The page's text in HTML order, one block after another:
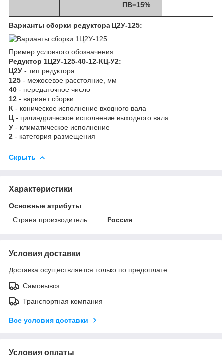
ПВ=15%
Варианты сборки редуктора Ц2У-125:
Пример условного обозначения
Редуктор 1Ц2У-125-40-12-КЦ-У2:
Ц2У - тип редуктора
125 - межосевое расстояние, мм
40 - передаточное число
12 - вариант сборки
К - коническое исполнение входного вала
Ц - цилиндрическое исполнение выходного вала
У - климатическое исполнение
2 - категория размещения
Скрыть
Характеристики
Основные атрибуты
Страна производитель
Россия
Условия доставки
Доставка осуществляется только по предоплате.
Самовывоз
Транспортная компания
Все условия доставки
Условия оплаты